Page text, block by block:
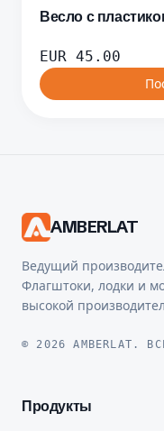
Весло с
EUR 45.00
AMBERLAT
Ведущий
Флагштоки, лодки и
высокой
© 2026 AMBERLAT.
Продукты